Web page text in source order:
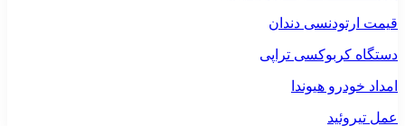
قیمت ارتودنسی دندان
دستگاه کربوکسی تراپی
امداد خودرو هیوندا
عمل تیروئید